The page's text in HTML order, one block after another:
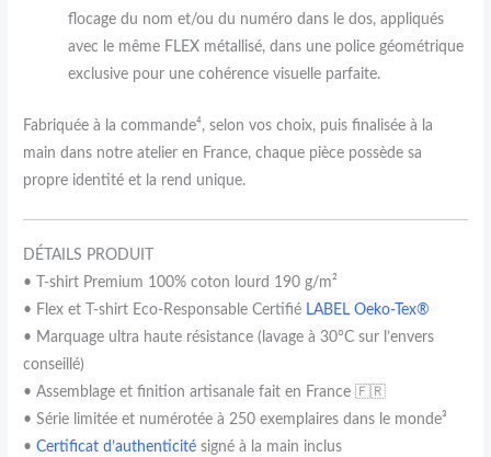
flocage du nom et/ou du numéro dans le dos, appliqués
avec le même FLEX métallisé, dans une police géométrique
exclusive pour une cohérence visuelle parfaite.
Fabriquée à la commande⁴, selon vos choix, puis finalisée à la
main dans notre atelier en France, chaque pièce possède sa
propre identité et la rend unique.
DÉTAILS PRODUIT
• T-shirt Premium 100% coton lourd 190 g/m²
• Flex et T-shirt Eco-Responsable Certifié LABEL Oeko-Tex®
• Marquage ultra haute résistance (lavage à 30°C sur l’envers
conseillé)
• Assemblage et finition artisanale fait en France 🇫🇷
• Série limitée et numérotée à 250 exemplaires dans le monde³
•Certificat d’authenticité signé à la main inclus